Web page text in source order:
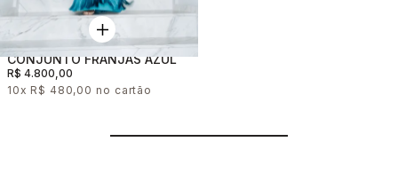
CONJUNTO FRANJAS AZUL
R$ 4.800,00
10x R$ 480,00